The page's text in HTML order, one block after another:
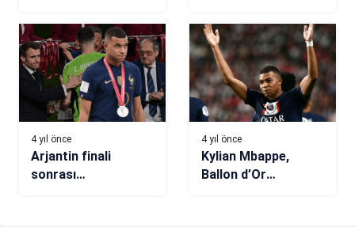
bıraktığını duyurdu
imzaladı
4 yıl önce
Arjantin finali
sonrası
4 yıl önce
Kylian Mbappe,
Ballon d’Or